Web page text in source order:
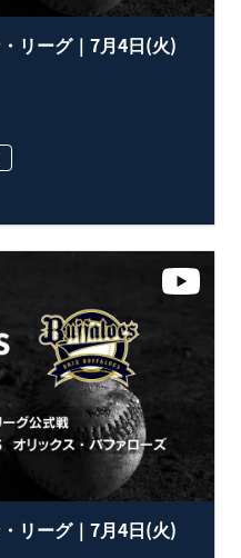
リーグ｜7月4日(火)
リーグ｜7月4日(火)